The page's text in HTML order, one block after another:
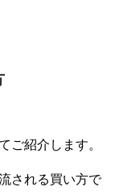
ご紹介します。
される買い方で